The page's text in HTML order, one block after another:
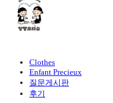
Clothes
Enfant Precieux
질문게시판
후기